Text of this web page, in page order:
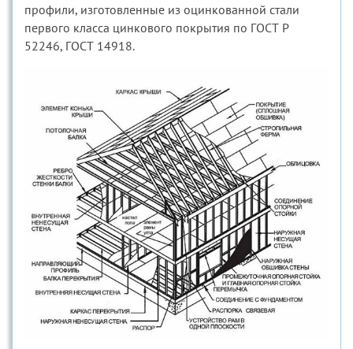
профили, изготовленные из оцинкованной стали
первого класса цинкового покрытия по ГОСТ Р
52246, ГОСТ 14918.